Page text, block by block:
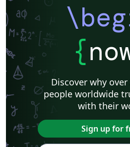
{
Discover why
people worldwide
with their
Sign up for